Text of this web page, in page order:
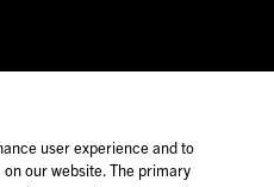
user experience and to
our website. The primary